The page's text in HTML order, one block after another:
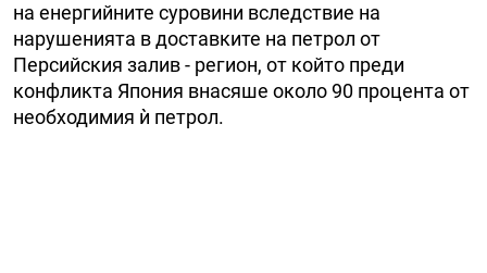
на енергийните суровини вследствие на
нарушенията в доставките на петрол от
Персийския залив - регион, от който преди
конфликта Япония внасяше около 90 процента от
необходимия ѝ петрол.